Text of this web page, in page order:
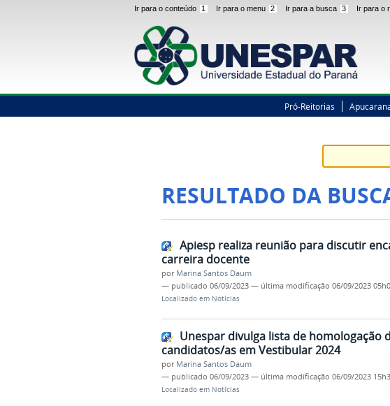
Ir para o conteúdo 1 Ir para o menu 2 Ir para a busca 3 Ir para o
Pró-Reitorias
RESULTADO DA
Apiesp realiza reunião para discutir
carreira docente
por Marina Santos Daum
— publicado 06/09/2023 — última modificação 06/09/2023
Localizado em Notícias
Unespar divulga lista de homologação
candidatos/as em Vestibular 2024
por Marina Santos Daum
— publicado 06/09/2023 — última modificação 06/09/2023
Localizado em Notícias